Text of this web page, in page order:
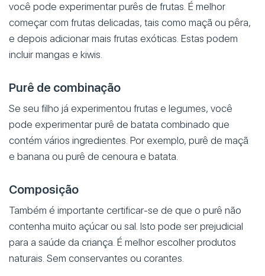
você pode experimentar purês de frutas. É melhor
começar com frutas delicadas, tais como maçã ou pêra,
e depois adicionar mais frutas exóticas. Estas podem
incluir mangas e kiwis.
Purê de combinação
Se seu filho já experimentou frutas e legumes, você
pode experimentar purê de batata combinado que
contém vários ingredientes. Por exemplo, purê de maçã
e banana ou purê de cenoura e batata.
Composição
Também é importante certificar-se de que o purê não
contenha muito açúcar ou sal. Isto pode ser prejudicial
para a saúde da criança. É melhor escolher produtos
naturais. Sem conservantes ou corantes.